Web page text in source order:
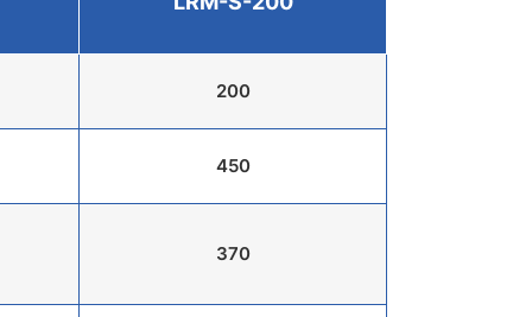
200
450
370